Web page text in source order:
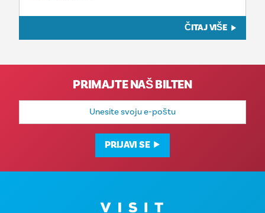
ČITAJ VIŠE
PRIMAJTE NAŠ BILTEN
E-
adresa
PRIJAVI SE